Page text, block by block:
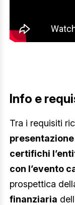
Info e
Tra i requisiti
certifichi
con l’evento
prospettica
finanziaria